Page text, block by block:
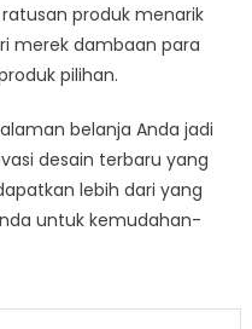
produk menarik
merek dambaan para
pilihan.
belanja Anda jadi
desain terbaru yang
lebih dari yang
untuk kemudahan-